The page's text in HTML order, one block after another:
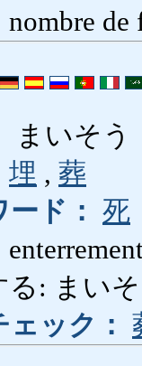
nombre de
まいそう
埋 , 葬
ド： 死
: まいそ
ック：